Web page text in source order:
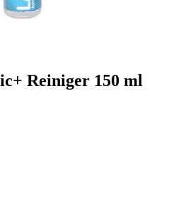
Reiniger 150 ml